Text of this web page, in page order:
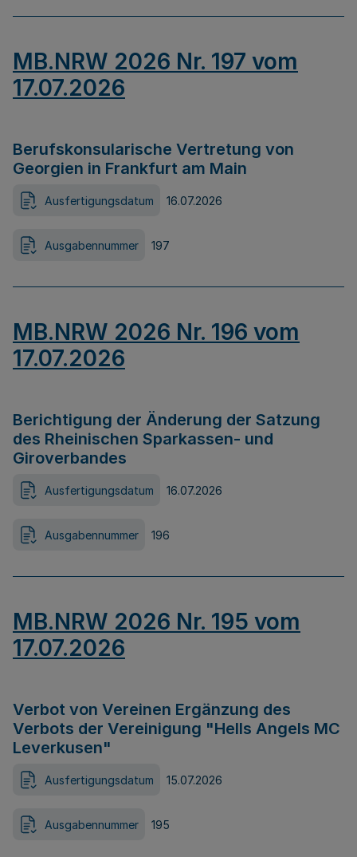
MB.NRW 2026 Nr. 197 vom
17.07.2026
Berufskonsularische Vertretung von
Georgien in Frankfurt am Main
Ausfertigungsdatum 16.07.2026
Ausgabennummer 197
MB.NRW 2026 Nr. 196 vom
17.07.2026
Berichtigung der Änderung der Satzung
des Rheinischen Sparkassen- und
Giroverbandes
Ausfertigungsdatum 16.07.2026
Ausgabennummer 196
MB.NRW 2026 Nr. 195 vom
17.07.2026
Verbot von Vereinen Ergänzung des
Verbots der Vereinigung "Hells Angels MC
Leverkusen"
Ausfertigungsdatum 15.07.2026
Ausgabennummer 195